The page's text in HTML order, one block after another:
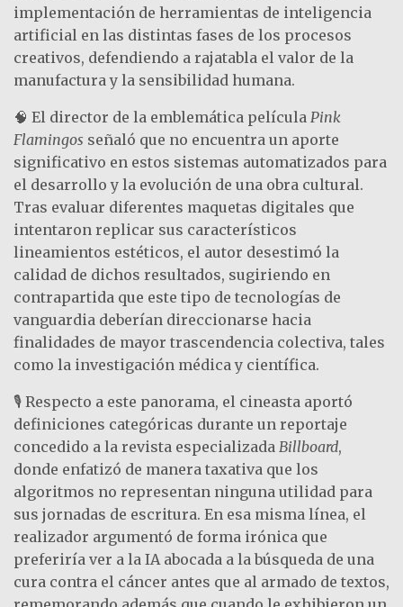
implementación de herramientas de inteligencia
artificial en las distintas fases de los procesos
creativos, defendiendo a rajatabla el valor de la
manufactura y la sensibilidad humana.
🧠 El director de la emblemática película Pink
Flamingos señaló que no encuentra un aporte
significativo en estos sistemas automatizados para
el desarrollo y la evolución de una obra cultural.
Tras evaluar diferentes maquetas digitales que
intentaron replicar sus característicos
lineamientos estéticos, el autor desestimó la
calidad de dichos resultados, sugiriendo en
contrapartida que este tipo de tecnologías de
vanguardia deberían direccionarse hacia
finalidades de mayor trascendencia colectiva, tales
como la investigación médica y científica.
🎙️ Respecto a este panorama, el cineasta aportó
definiciones categóricas durante un reportaje
concedido a la revista especializada Billboard,
donde enfatizó de manera taxativa que los
algoritmos no representan ninguna utilidad para
sus jornadas de escritura. En esa misma línea, el
realizador argumentó de forma irónica que
preferiría ver a la IA abocada a la búsqueda de una
cura contra el cáncer antes que al armado de textos,